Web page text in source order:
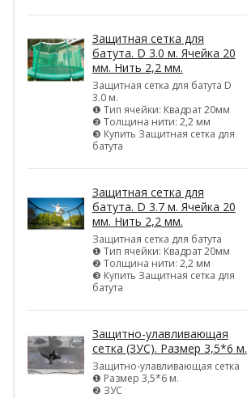
Защитная сетка для
батута. D 3.0 м. Ячейка 20
мм. Нить 2,2 мм.
Защитная сетка для батута D
3.0 м.
❶ Тип ячейки: Квадрат 20мм
❷ Толщина нити: 2,2 мм
❸ Купить Защитная сетка для
батута
Защитная сетка для
батута. D 3.7 м. Ячейка 20
мм. Нить 2,2 мм.
Защитная сетка для батута
❶ Тип ячейки: Квадрат 20мм
❷ Толщина нити: 2,2 мм
❸ Купить Защитная сетка для
батута
Защитно-улавливающая
сетка (ЗУС). Размер 3,5*6 м.
Защитно-улавливающая сетка
❶ Размер 3,5*6 м.
❷ ЗУС